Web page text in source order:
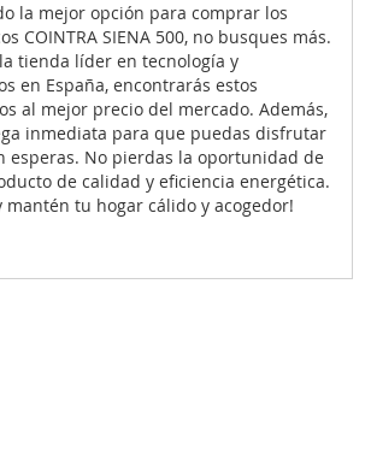
la mejor opción para comprar los
COINTRA SIENA 500, no busques más.
tienda líder en tecnología y
en España, encontrarás estos
al mejor precio del mercado. Además,
inmediata para que puedas disfrutar
esperas. No pierdas la oportunidad de
de calidad y eficiencia energética.
mantén tu hogar cálido y acogedor!